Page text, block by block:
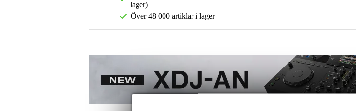
lager)
Över 48 000 artiklar i lager